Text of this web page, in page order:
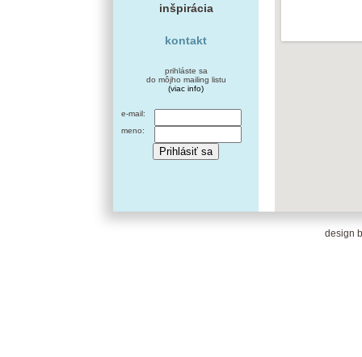
inšpirácia
kontakt
prihláste sa
do môjho mailing listu
(viac info)
e-mail:
meno:
design